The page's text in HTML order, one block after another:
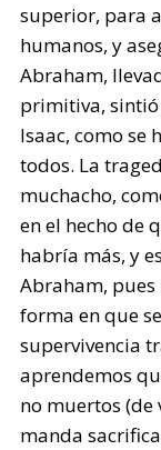
superior, para
humanos, y
Abraham,
primitiva,
Isaac, como se
todos. La
muchacho,
en el hecho de
habría más, y
Abraham, pues
forma en que
supervivencia
aprendemos
no muertos (de
manda